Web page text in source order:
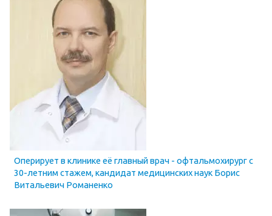
Оперирует в клинике её главный врач - офтальмохирург с
30-летним стажем, кандидат медицинских наук Борис
Витальевич Романенко